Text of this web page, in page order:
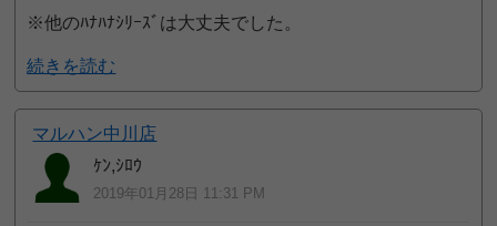
※他のﾊﾅﾊﾅｼﾘｰｽﾞは大丈夫でした。
続きを読む
マルハン中川店
ｹﾝ,ｼﾛｳ
2019年01月28日 11:31 PM